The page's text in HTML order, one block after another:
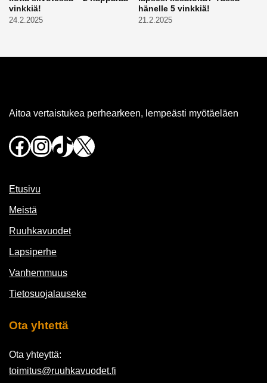
vinkkiä!
24.2.2025
hänelle 5 vinkkiä!
21.2.2025
Aitoa vertaistukea perhearkeen, lempeästi myötäeläen
Facebook
Instagram
TikTok
X
Etusivu
Meistä
Ruuhkavuodet
Lapsiperhe
Vanhemmuus
Tietosuojalauseke
Ota yhtettä
Ota yhteyttä:
toimitus@ruuhkavuodet.fi